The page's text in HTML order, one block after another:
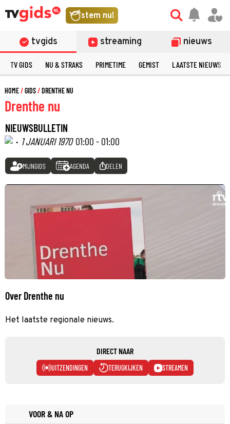
stem nu!
tvgids streaming nieuws
TV GIDS NU & STRAKS PRIMETIME GEMIST LAATSTE NIEUWS
HOME GIDS DRENTHE NU
Drenthe nu
NIEUWSBULLETIN
· 1 JANUARI 1970 01:00 - 01:00
MIJNGIDS AGENDA DELEN
©
Over Drenthe nu
Het laatste regionale nieuws.
DIRECT NAAR
UITZENDINGEN TERUGKIJKEN STREAMEN
VOOR & NA OP